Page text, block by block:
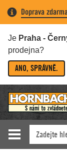
Doprava
Je Praha -
prodejna?
ANO, SPRÁVNĚ.